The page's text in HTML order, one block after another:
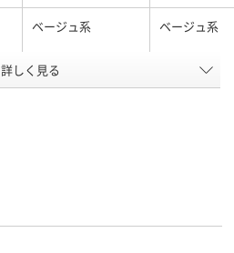
ベージュ系 ベージュ系
キャスター無し キャスター
詳しく見る